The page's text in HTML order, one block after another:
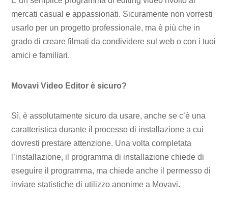
mercati casual e appassionati. Sicuramente non vorresti
usarlo per un progetto professionale, ma è più che in
grado di creare filmati da condividere sul web o con i tuoi
amici e familiari.
Movavi Video Editor è sicuro?
Sì, è assolutamente sicuro da usare, anche se c’è una
caratteristica durante il processo di installazione a cui
dovresti prestare attenzione. Una volta completata
l’installazione, il programma di installazione chiede di
eseguire il programma, ma chiede anche il permesso di
inviare statistiche di utilizzo anonime a Movavi.